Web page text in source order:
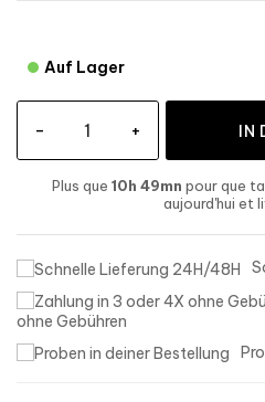
Auf Lager
- +
Plus que 10h 49mn pour que
aujourd'hui et
ohne Gebühren